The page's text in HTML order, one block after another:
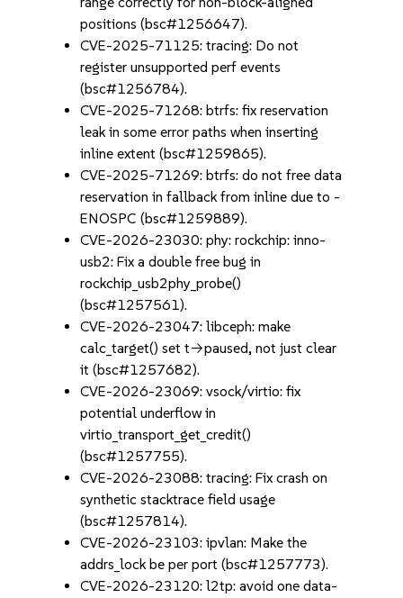
positions (bsc#1256647).
CVE-2025-71125: tracing: Do not
register unsupported perf events
(bsc#1256784).
CVE-2025-71268: btrfs: fix reservation
leak in some error paths when inserting
inline extent (bsc#1259865).
CVE-2025-71269: btrfs: do not free data
reservation in fallback from inline due to -
ENOSPC (bsc#1259889).
CVE-2026-23030: phy: rockchip: inno-
usb2: Fix a double free bug in
rockchip_usb2phy_probe()
(bsc#1257561).
CVE-2026-23047: libceph: make
calc_target() set t->paused, not just clear
it (bsc#1257682).
CVE-2026-23069: vsock/virtio: fix
potential underflow in
virtio_transport_get_credit()
(bsc#1257755).
CVE-2026-23088: tracing: Fix crash on
synthetic stacktrace field usage
(bsc#1257814).
CVE-2026-23103: ipvlan: Make the
addrs_lock be per port (bsc#1257773).
CVE-2026-23120: l2tp: avoid one data-